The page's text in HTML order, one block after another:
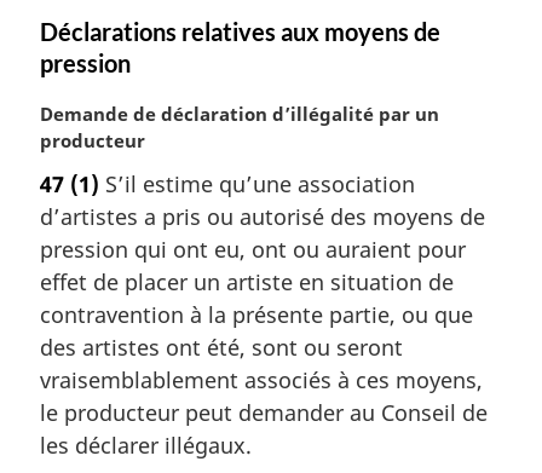
Déclarations relatives aux moyens de
pression
N
o
e
m
a
r
i
n
a
l
e
:
Demande de déclaration d’illégalité par un
producteur
47 (1) S’il estime qu’une association
d’artistes a pris ou autorisé des moyens de
pression qui ont eu, ont ou auraient pour
effet de placer un artiste en situation de
contravention à la présente partie, ou que
des artistes ont été, sont ou seront
vraisemblablement associés à ces moyens,
le producteur peut demander au Conseil de
les déclarer illégaux.